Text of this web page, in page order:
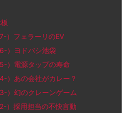
）フェラーリのEV
）ヨドバシ池袋
）電源タップの寿命
あの会社がカレー？
幻のクレーンゲーム
採用担当の不快言動